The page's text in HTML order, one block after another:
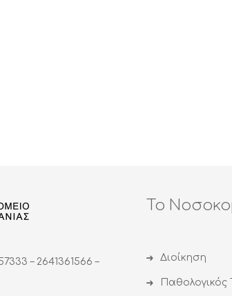
– 2641361566 –
Το
Διοίκηση
Παθολογικός